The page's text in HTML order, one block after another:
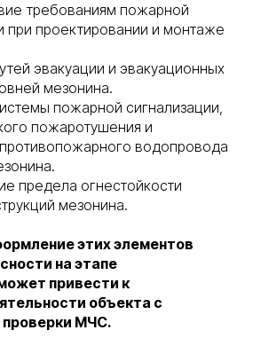
требованиям пожарной
при проектировании и монтаже
эвакуации и эвакуационных
мезонина.
пожарной сигнализации,
пожаротушения и
водопровода
предела огнестойкости
мезонина.
этих элементов
на этапе
привести к
объекта с
проверки МЧС.